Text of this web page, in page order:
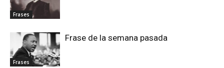
Frases
Frases
Frase de la semana pasada